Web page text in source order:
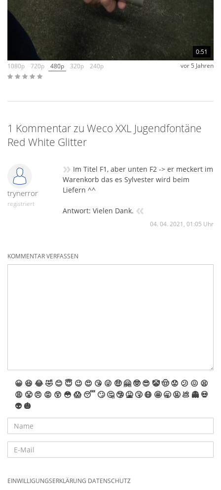
0:51
1080p
720p 480p 320p 240p vor 5 Jahren
1 Kommentar zu Weco XXL Jugendfontäne
Red White Glitter
trynerror
registriert
» Im Titel F1, aber unten F2 -> er meckert im
Warenkorb das es Sylvester wird beim
Liefern ^^
Antwort: Vielen Dank. «
04. 04. 2021, 01:05 Uhr
KOMMENTAR VERFASSEN
😀 😆 😂🤣 😊 😇 😉 😍 😘 😜 🤑 🤗 🤓 😎 🤡🤠 😟 😕 😖 😫
😩 😤 😠 😡 😲 😳 😱 😴 🙄 🤔 🤥 🤮 🤧 😷 🤩 🥱 🤬 💩 👻 💀
👽 🎃
EINWILLIGUNGSERKLÄRUNG DATENSCHUTZ